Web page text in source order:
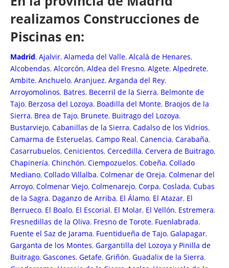
realizamos Construcciones de
Piscinas en:
Madrid, Ajalvir, Alameda del Valle, Alcalá de Henares,
Alcobendas, Alcorcón, Aldea del Fresno, Algete, Alpedrete,
Ambite, Anchuelo, Aranjuez, Arganda del Rey,
Arroyomolinos, Batres, Becerril de la Sierra, Belmonte de
Tajo, Berzosa del Lozoya, Boadilla del Monte, Braojos de la
Sierra, Brea de Tajo, Brunete, Buitrago del Lozoya,
Bustarviejo, Cabanillas de la Sierra, Cadalso de los Vidrios,
Camarma de Esteruelas, Campo Real, Canencia, Carabaña,
Casarrubuelos, Cenicientos, Cercedilla, Cervera de Buitrago,
Chapinería, Chinchón, Ciempozuelos, Cobeña, Collado
Mediano, Collado Villalba, Colmenar de Oreja, Colmenar del
Arroyo, Colmenar Viejo, Colmenarejo, Corpa, Coslada, Cubas
de la Sagra, Daganzo de Arriba, El Álamo, El Atazar, El
Berrueco, El Boalo, El Escorial, El Molar, El Vellón, Estremera,
Fresnedillas de la Oliva, Fresno de Torote, Fuenlabrada,
Fuente el Saz de Jarama, Fuentidueña de Tajo, Galapagar,
Garganta de los Montes, Gargantilla del Lozoya y Pinilla de
Buitrago, Gascones, Getafe, Griñón, Guadalix de la Sierra,